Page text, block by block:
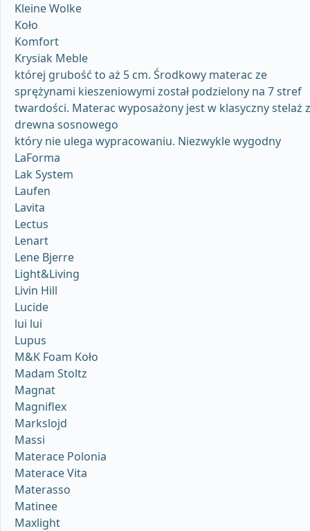
Kleine Wolke
Koło
Komfort
Krysiak Meble
której grubość to aż 5 cm. Środkowy materac ze
sprężynami kieszeniowymi został podzielony na 7 stref
twardości. Materac wyposażony jest w klasyczny stelaż z
drewna sosnowego
który nie ulega wypracowaniu. Niezwykle wygodny
LaForma
Lak System
Laufen
Lavita
Lectus
Lenart
Lene Bjerre
Light&Living
Livin Hill
Lucide
lui lui
Lupus
M&K Foam Koło
Madam Stoltz
Magnat
Magniflex
Markslojd
Massi
Materace Polonia
Materace Vita
Materasso
Matinee
Maxlight